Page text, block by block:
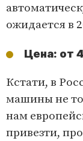
ожидается в
Цена: от
Кстати, в
машины не
нам
привезти,